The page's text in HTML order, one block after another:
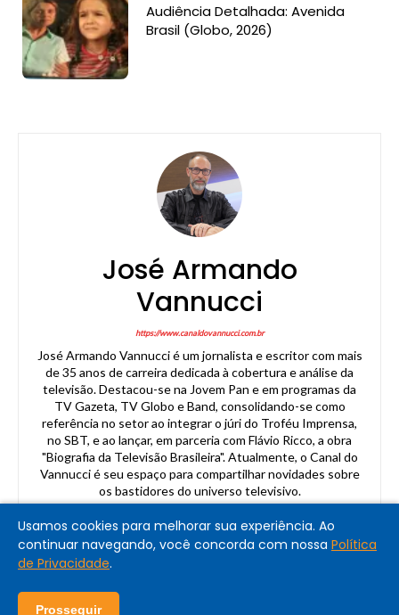
Audiência Detalhada: Avenida
Brasil (Globo, 2026)
José Armando
Vannucci
https://www.canaldovannucci.com.br
José Armando Vannucci é um jornalista e escritor com mais
de 35 anos de carreira dedicada à cobertura e análise da
televisão. Destacou-se na Jovem Pan e em programas da
TV Gazeta, TV Globo e Band, consolidando-se como
referência no setor ao integrar o júri do Troféu Imprensa,
no SBT, e ao lançar, em parceria com Flávio Ricco, a obra
"Biografia da Televisão Brasileira". Atualmente, o Canal do
Vannucci é seu espaço para compartilhar novidades sobre
os bastidores do universo televisivo.
Usamos cookies para melhorar sua experiência. Ao
continuar navegando, você concorda com nossa Política
de Privacidade.
Prosseguir